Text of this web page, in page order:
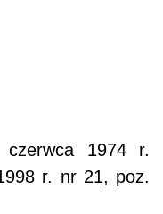
1974 r.
r. nr 21, poz.